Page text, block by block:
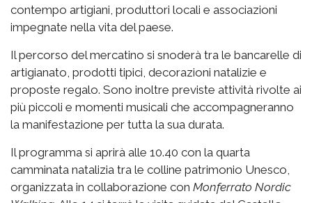
contempo artigiani, produttori locali e associazioni
impegnate nella vita del paese.
Il percorso del mercatino si snoderà tra le bancarelle di
artigianato, prodotti tipici, decorazioni natalizie e
proposte regalo. Sono inoltre previste attività rivolte ai
più piccoli e momenti musicali che accompagneranno
la manifestazione per tutta la sua durata.
Il programma si aprirà alle 10.40 con la quarta
camminata natalizia tra le colline patrimonio Unesco,
organizzata in collaborazione con Monferrato Nordic